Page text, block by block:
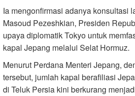
Ia mengonfirmasi adanya konsultasi
Masoud Pezeshkian, Presiden
upaya diplomatik Tokyo untuk
kapal Jepang melalui Selat Hormuz.
Menurut Perdana Menteri Jepang,
tersebut, jumlah kapal berafiliasi
di Teluk Persia kini berkurang